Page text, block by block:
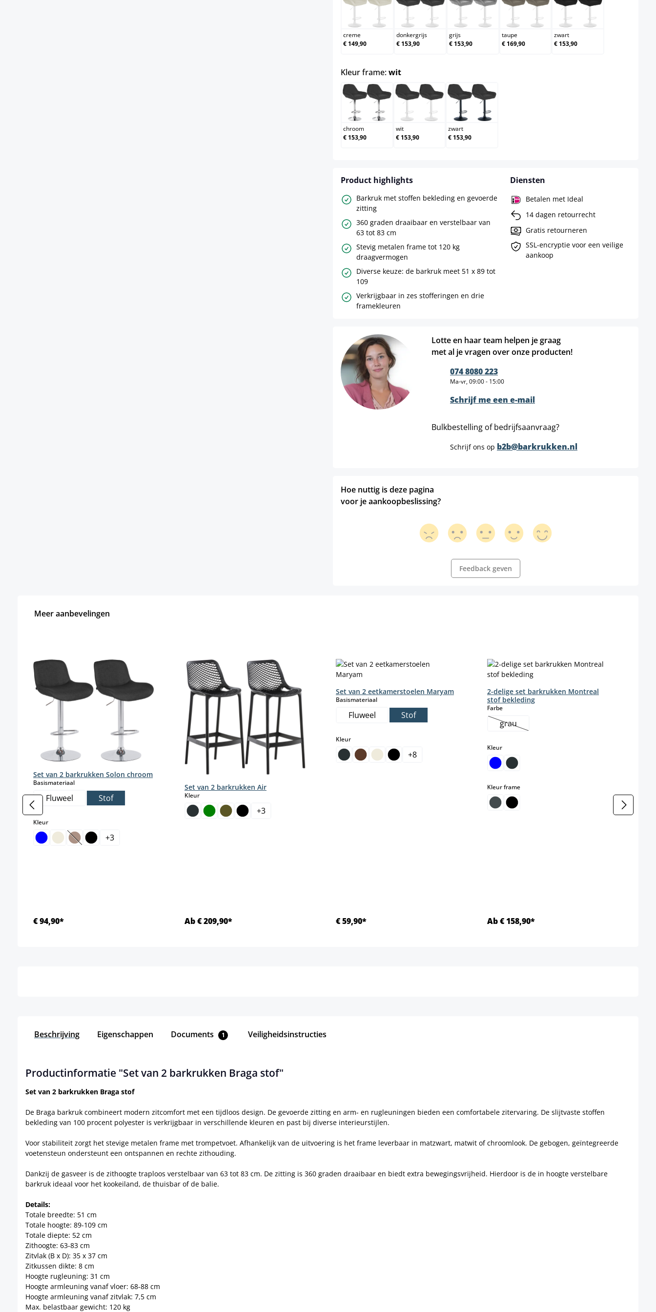
creme
creme
€ 149,90
donkergrijs
€ 153,90
grijs
€ 153,90
taupe
€ 169,90
zwart
zwart
€ 153,90
Kleur frame:witselect
chroom
chroom
€ 153,90
wit
€ 153,90
zwart
zwart
€ 153,90
Product highlights
Barkruk met stoffen bekleding en gevoerde
zitting
360 graden draaibaar en verstelbaar van
63 tot 83 cm
Stevig metalen frame tot 120 kg
draagvermogen
Diverse keuze: de barkruk meet 51 x 89 tot
109
Verkrijgbaar in zes stofferingen en drie
framekleuren
Diensten
Betalen met Ideal
14 dagen retourrecht
Gratis retourneren
SSL-encryptie voor een veilige
aankoop
Lotte en haar team helpen je graag
met al je vragen over onze producten!
074 8080 223
Ma-vr, 09:00 - 15:00
Schrijf me een e-mail
Bulkbestelling of bedrijfsaanvraag?
Schrijf ons op b2b@barkrukken.nl
Hoe nuttig is deze pagina
voor je aankoopbeslissing?
Feedback geven
Meer aanbevelingen
Set van 2 barkrukken Solon chroom
Basismateriaalselect
Fluweel Stof
Kleurselect
(Deze optie is momenteel niet beschikbaar.)
+3
€ 94,90*
Set van 2 barkrukken Air
Kleurselect
+3
Ab € 209,90*
Set van 2 eetkamerstoelen Maryam
Basismateriaalselect
Fluweel Stof
Kleurselect
+8
€ 59,90*
2-delige set barkrukken Montreal
stof bekleding
Farbeselect
grau(Deze optie is momenteel niet beschikbaar.)
Kleurselect
Kleur frameselect
Ab € 158,90*
Beschrijving Eigenschappen Documents 1 Veiligheidsinstructies
Productinformatie "Set van 2 barkrukken Braga stof"
Set van 2 barkrukken Braga stof
De Braga barkruk combineert modern zitcomfort met een tijdloos design. De gevoerde zitting en arm- en rugleuningen bieden een comfortabele zitervaring. De slijtvaste stoffen
bekleding van 100 procent polyester is verkrijgbaar in verschillende kleuren en past bij diverse interieurstijlen.
Voor stabiliteit zorgt het stevige metalen frame met trompetvoet. Afhankelijk van de uitvoering is het frame leverbaar in matzwart, matwit of chroomlook. De gebogen, geïntegreerde
voetensteun ondersteunt een ontspannen en rechte zithouding.
Dankzij de gasveer is de zithoogte traploos verstelbaar van 63 tot 83 cm. De zitting is 360 graden draaibaar en biedt extra bewegingsvrijheid. Hierdoor is de in hoogte verstelbare
barkruk ideaal voor het kookeiland, de thuisbar of de balie.
Details:
Totale breedte: 51 cm
Totale hoogte: 89-109 cm
Totale diepte: 52 cm
Zithoogte: 63-83 cm
Zitvlak (B x D): 35 x 37 cm
Zitkussen dikte: 8 cm
Hoogte rugleuning: 31 cm
Hoogte armleuning vanaf vloer: 68-88 cm
Hoogte armleuning vanaf zitvlak: 7,5 cm
Max. belastbaar gewicht: 120 kg